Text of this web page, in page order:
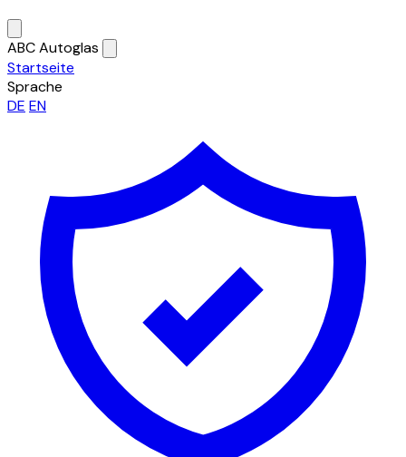
ABC Autoglas
Startseite
Sprache
DE EN